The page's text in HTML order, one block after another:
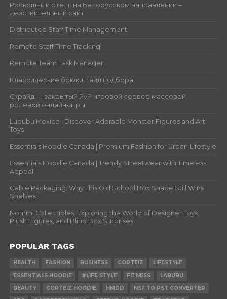
Роскошный отель на Белорусском направлении –
действительный сайт
Distributed Staff Time Management
Remote Staff Time Tracking
Remote Team Task Manager
Классические брюки: гайд подбора
Скрайд — закрытый PvP игровой сервер массовой
ролевой онлайн‑игры
Lububu Mexico | Discover Adorable Monster Figures and Art
Toys
Essentials Hoodie Canada | Premium Fashion for Urban Lifestyle
Essentials Hoodie Canada | Trendy Streetwear with Timeless
Appeal
Gable Packaging: Why This Old School Box Shape Still Wins
Shelves
Nommi Collectibles: Exploring the World of Designer Toys,
Plush Figures, and Blind Box Surprises
POPULAR TAGS
HEALTH FASHION BUSINESS CORTEIZ
LIFESTYLE
ESSENTIALS HOODIE
#LIFE STYLE FITNESS
LABUBU
BEAUTY
CORTEIZ HOODIE HMDD
NSF TO PST CONVERTER